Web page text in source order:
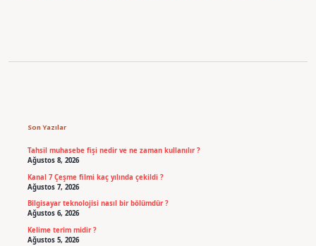
Son Yazılar
Tahsil muhasebe fişi nedir ve ne zaman kullanılır ?
Ağustos 8, 2026
Kanal 7 Çeşme filmi kaç yılında çekildi ?
Ağustos 7, 2026
Bilgisayar teknolojisi nasıl bir bölümdür ?
Ağustos 6, 2026
Kelime terim midir ?
Ağustos 5, 2026